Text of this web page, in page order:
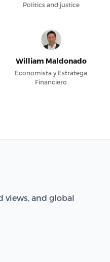
Politics and justice
William Maldonado
Economista y Estratega
Financiero
views, and global